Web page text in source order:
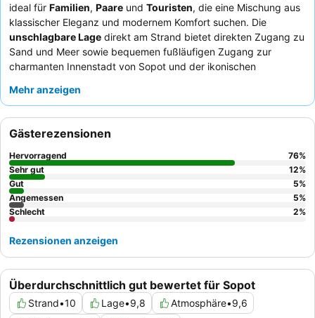
ideal für Familien, Paare und Touristen, die eine Mischung aus
klassischer Eleganz und modernem Komfort suchen. Die
unschlagbare Lage direkt am Strand bietet direkten Zugang zu
Sand und Meer sowie bequemen fußläufigen Zugang zur
charmanten Innenstadt von Sopot und der ikonischen
Privatstrandmit bequemen Sonnenliegen und Sonnenschirmen,
Gäste. Die Gäste loben stets das
und das professionelle, aufmerksame Personal, das stets sein
Bestes gibt. Für ein wirklich unvergessliches Erlebnis sollten Sie
ein Zimmer in einer höheren Etage buchen, um die schöne
Aussicht zu genießen.
Mehr anzeigen
Überdurchschnittlich gut bewertet für Sopot
Strand•10 Lage•9,8 Atmosphäre•9,6
Gästerezensionen
Hervorragend 76%
Sehr gut
12%
Gut
5%
Angemessen
5%
Schlecht
2%
Rezensionen anzeigen